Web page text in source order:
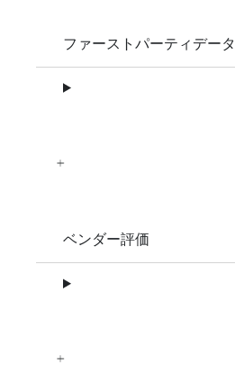
ファーストパーティデータ
ベンダー評価